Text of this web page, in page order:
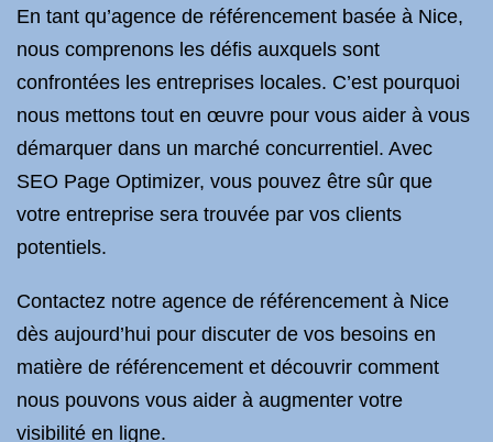
En tant qu’agence de référencement basée à Nice,
nous comprenons les défis auxquels sont
confrontées les entreprises locales. C’est pourquoi
nous mettons tout en œuvre pour vous aider à vous
démarquer dans un marché concurrentiel. Avec
SEO Page Optimizer, vous pouvez être sûr que
votre entreprise sera trouvée par vos clients
potentiels.
Contactez notre agence de référencement à Nice
dès aujourd’hui pour discuter de vos besoins en
matière de référencement et découvrir comment
nous pouvons vous aider à augmenter votre
visibilité en ligne.